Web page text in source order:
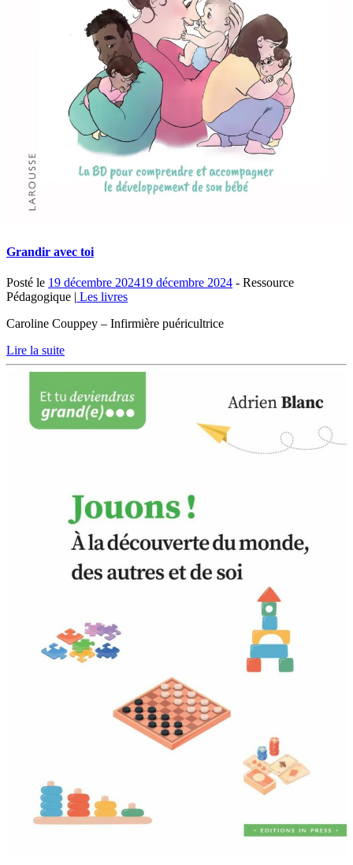
Grandir avec toi
Posté le 19 décembre 202419 décembre 2024 - Ressource
Pédagogique | Les livres
Caroline Couppey – Infirmière puéricultrice
Lire la suite